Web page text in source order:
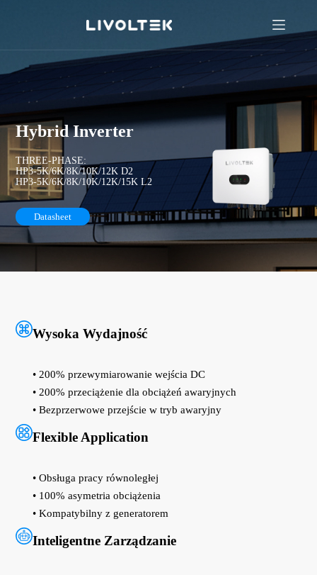
Hybrid Inverter
THREE-PHASE:
HP3-5K/6K/8K/10K/12K D2
HP3-5K/6K/8K/10K/12K/15K L2
Datasheet
Wysoka Wydajność
• 200% przewymiarowanie wejścia DC
• 200% przeciążenie dla obciążeń awaryjnych
• Bezprzerwowe przejście w tryb awaryjny
Flexible Application
• Obsługa pracy równoległej
• 100% asymetria obciążenia
• Kompatybilny z generatorem
Inteligentne Zarządzanie